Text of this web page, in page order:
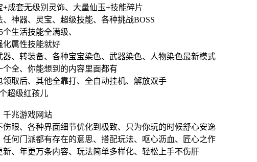
+成套无级别灵饰、大量仙玉+技能碎片
、神器、灵宝、超级技能、各种挑战BOSS
个生活技能全满级、
化属性技能就好
器、转装备、各种宝宝染色、武器染色、人物染色最新模式
个全、你能想到的内容里面都有
领取后、其他全靠打、全自动挂机、解放双手
超级红孩儿
千兆游戏网站
伤眼、各种界面细节优化到极致、只为你玩的时候舒心安逸
任何门派都有存在的意思、搭配玩法、呕心沥血、匠心之作
新、年更万条内容、玩法简单多样化、轻松上手不伤肝